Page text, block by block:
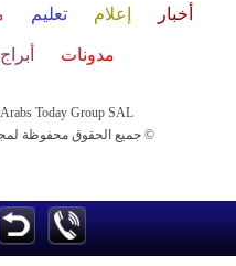
أخبار إعلام تعليم
مدونات أبراج
Today Group SAL
جميع الحقوق محفوظة لمجموعة العرب اليوم الاعلامية 2023 ©